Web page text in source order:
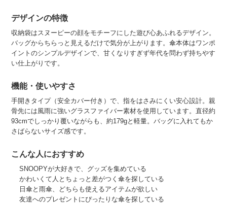
デザインの特徴
収納袋はスヌーピーの顔をモチーフにした遊び心あふれるデザイン。
バッグからちらっと見えるだけで気分が上がります。傘本体はワンポ
イントのシンプルデザインで、甘くなりすぎず年代を問わず持ちやす
い仕上がりです。
機能・使いやすさ
手開きタイプ（安全カバー付き）で、指をはさみにくい安心設計。親
骨先には風雨に強いグラスファイバー素材を使用しています。直径約
93cmでしっかり覆いながらも、約179gと軽量。バッグに入れてもか
さばらないサイズ感です。
こんな人におすすめ
SNOOPYが大好きで、グッズを集めている
かわいくて人とちょっと差がつく傘を探している
日傘と雨傘、どちらも使えるアイテムが欲しい
友達へのプレゼントにぴったりな傘を探している